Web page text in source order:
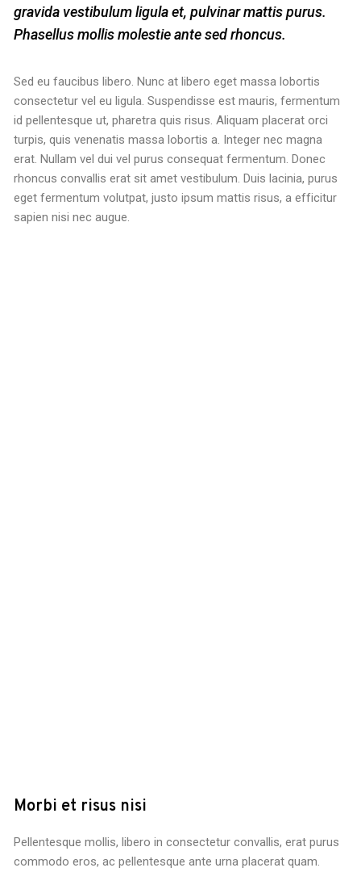
gravida vestibulum ligula et, pulvinar mattis purus.
Phasellus mollis molestie ante sed rhoncus.
Sed eu faucibus libero. Nunc at libero eget massa lobortis
consectetur vel eu ligula. Suspendisse est mauris, fermentum
id pellentesque ut, pharetra quis risus. Aliquam placerat orci
turpis, quis venenatis massa lobortis a. Integer nec magna
erat. Nullam vel dui vel purus consequat fermentum. Donec
rhoncus convallis erat sit amet vestibulum. Duis lacinia, purus
eget fermentum volutpat, justo ipsum mattis risus, a efficitur
sapien nisi nec augue.
Morbi et risus nisi
Pellentesque mollis, libero in consectetur convallis, erat purus
commodo eros, ac pellentesque ante urna placerat quam.